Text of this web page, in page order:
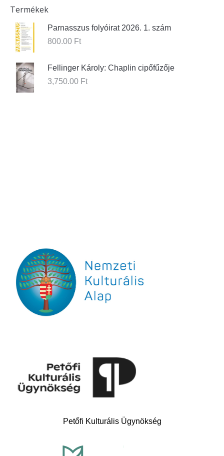
Termékek
Parnasszus folyóirat 2026. 1. szám
800.00 Ft
Fellinger Károly: Chaplin cipőfűzője
3,750.00 Ft
Petőfi Kulturális Ügynökség